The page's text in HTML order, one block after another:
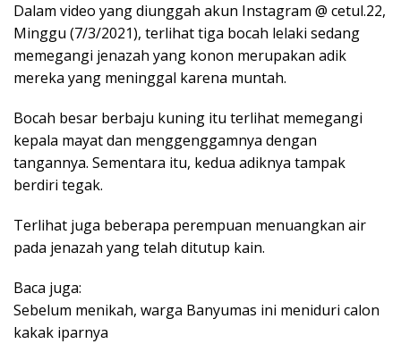
Dalam video yang diunggah akun Instagram @ cetul.22,
Minggu (7/3/2021), terlihat tiga bocah lelaki sedang
memegangi jenazah yang konon merupakan adik
mereka yang meninggal karena muntah.
Bocah besar berbaju kuning itu terlihat memegangi
kepala mayat dan menggenggamnya dengan
tangannya. Sementara itu, kedua adiknya tampak
berdiri tegak.
Terlihat juga beberapa perempuan menuangkan air
pada jenazah yang telah ditutup kain.
Baca juga:
Sebelum menikah, warga Banyumas ini meniduri calon
kakak iparnya